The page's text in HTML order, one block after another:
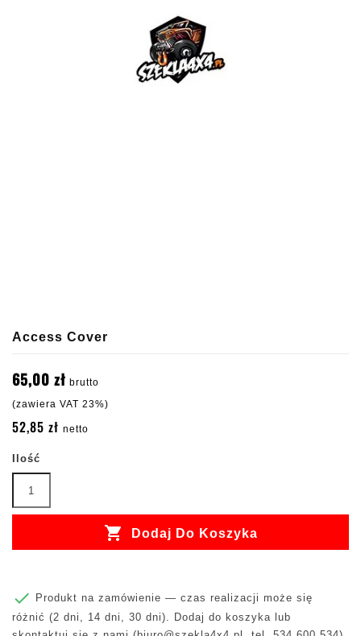
Access Cover
65,00 zł brutto
(zawiera VAT 23%)
52,85 zł netto
Ilość
 Dodaj Do Koszyka

Produkt na zamówienie — czas realizacji może się
różnić (2 dni, 14 dni, 30 dni). Dodaj do koszyka lub